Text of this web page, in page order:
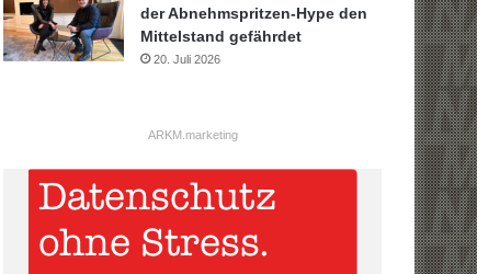
der Abnehmspritzen-Hype den
Mittelstand gefährdet
20. Juli 2026
ARKM.marketing